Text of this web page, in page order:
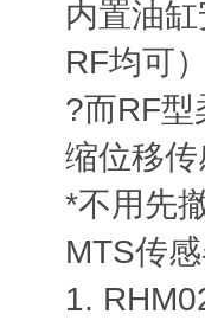
内置油
RF均可
?而RF型
缩位移
*不用先
MTS传
1.